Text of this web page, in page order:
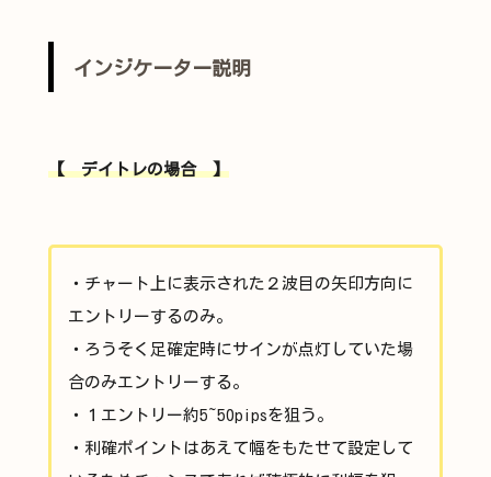
インジケーター説明
【 デイトレの場合 】
・チャート上に表示された２波目の矢印方向に
エントリーするのみ。
・ろうそく足確定時にサインが点灯していた場
合のみエントリーする。
・１エントリー約5~50pipsを狙う。
・利確ポイントはあえて幅をもたせて設定して